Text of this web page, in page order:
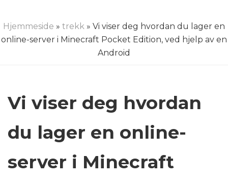
Hjemmeside » trekk » Vi viser deg hvordan du lager en
online-server i Minecraft Pocket Edition, ved hjelp av en
Android
Vi viser deg hvordan
du lager en online-
server i Minecraft